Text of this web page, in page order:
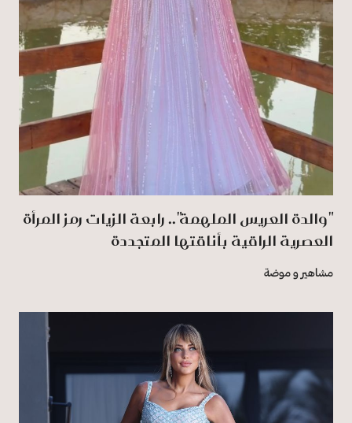
"والدة العريس الملهمة".. رابعة الزيات رمز المرأة
العصرية الراقية بأناقتها المتجددة
مشاهير و موضة